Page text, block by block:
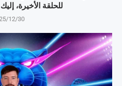
للحلقة الأخيرة،
12/30